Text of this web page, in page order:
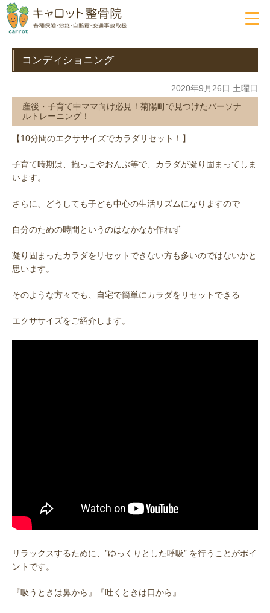
コンディショニング
2020年9月26日 土曜日
産後・子育て中ママ向け必見！菊陽町で見つけたパーソナ
ルトレーニング！
【10分間のエクササイズでカラダリセット！】
子育て時期は、抱っこやおんぶ等で、カラダが凝り固まってしま
います。
さらに、どうしても子ども中心の生活リズムになりますので
自分のための時間というのはなかなか作れず
凝り固まったカラダをリセットできない方も多いのではないかと
思います。
そのような方々でも、自宅で簡単にカラダをリセットできる
エクササイズをご紹介します。
リラックスするために、”ゆっくりとした呼吸” を行うことがポイ
ントです。
『吸うときは鼻から』『吐くときは口から』